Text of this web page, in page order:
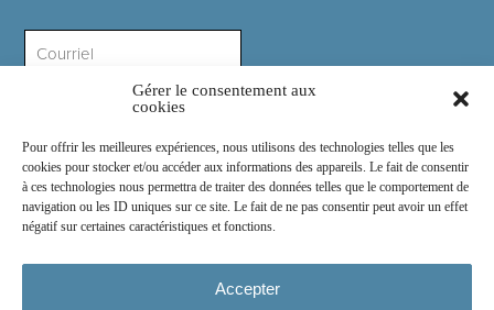
Gérer le consentement aux
cookies
Pour offrir les meilleures expériences, nous utilisons des technologies telles que les
cookies pour stocker et/ou accéder aux informations des appareils. Le fait de consentir
à ces technologies nous permettra de traiter des données telles que le comportement de
navigation ou les ID uniques sur ce site. Le fait de ne pas consentir peut avoir un effet
négatif sur certaines caractéristiques et fonctions.
Accepter